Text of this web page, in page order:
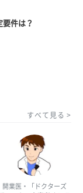
件は？
すべて見る
開業医・「ドクターズ